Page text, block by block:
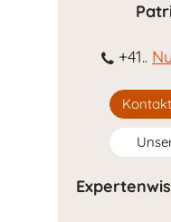
+41..